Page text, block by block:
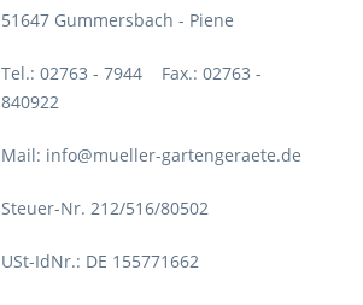
51647 Gummersbach - Piene
Tel.: 02763 - 7944 Fax.: 02763 -
840922
Mail: info@mueller-gartengeraete.de
Steuer-Nr. 212/516/80502
USt-IdNr.: DE 155771662